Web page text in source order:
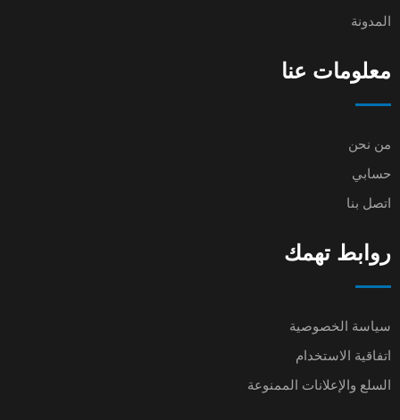
المدونة
معلومات عنا
من نحن
حسابي
اتصل بنا
روابط تهمك
سياسة الخصوصية
اتفاقية الاستخدام
السلع والإعلانات الممنوعة